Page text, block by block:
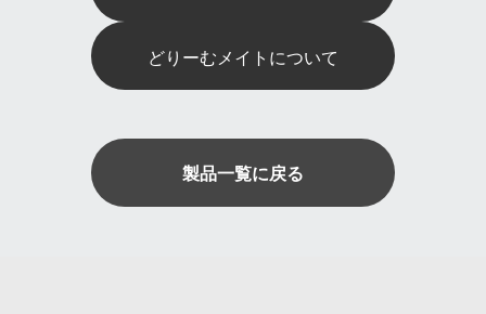
どりーむメイトについて
製品一覧に戻る